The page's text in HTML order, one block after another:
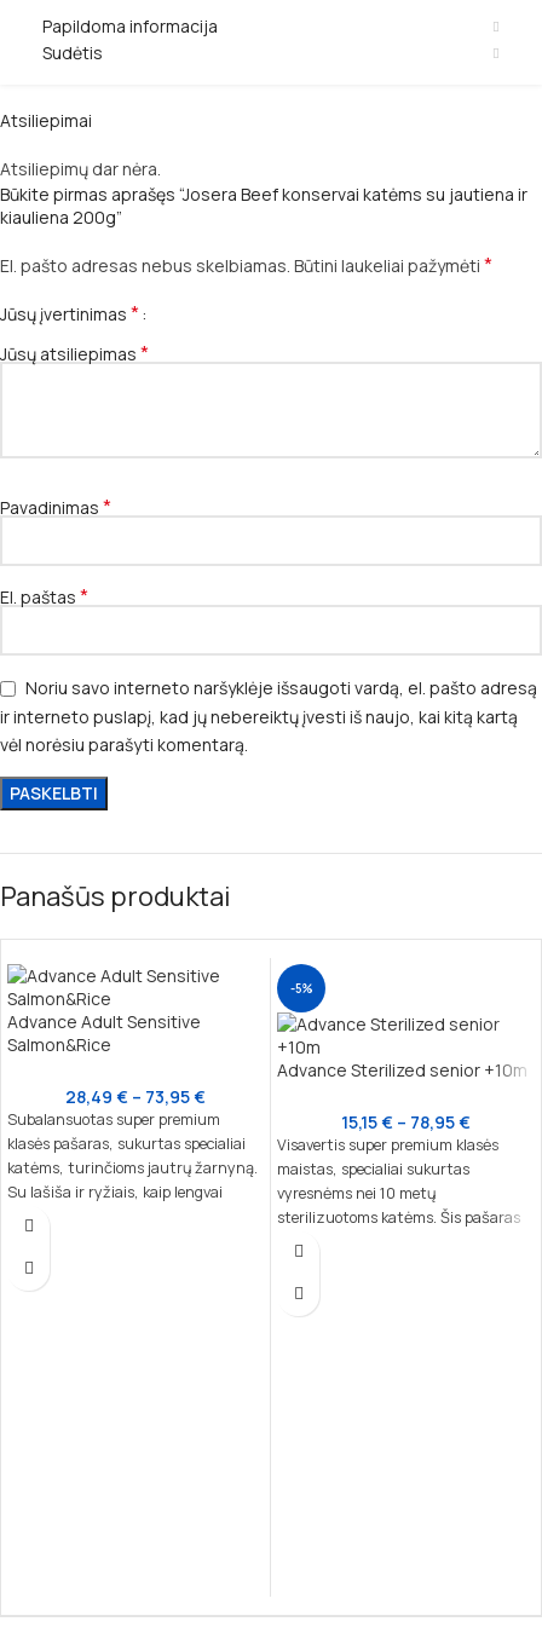
Papildoma informacija
Sudėtis
Atsiliepimai
Atsiliepimų dar nėra.
Būkite pirmas aprašęs “Josera Beef konservai katėms su jautiena ir
kiauliena 200g”
El. pašto adresas nebus skelbiamas. Būtini laukeliai pažymėti *
Jūsų įvertinimas *
Jūsų atsiliepimas *
Pavadinimas *
El. paštas *
Noriu savo interneto naršyklėje išsaugoti vardą, el. pašto adresą
ir interneto puslapį, kad jų nebereiktų įvesti iš naujo, kai kitą kartą
vėl norėsiu parašyti komentarą.
Panašūs produktai
Advance Adult Sensitive
Salmon&Rice
28,49 € – 73,95€
Subalansuotas super premium
klasės pašaras, sukurtas specialiai
katėms, turinčioms jautrų žarnyną.
Su lašiša ir ryžiais, kaip lengvai
virškinamais ingredientais, šis
sveikatą ir gerovę.
-5%
Advance Sterilized senior +10m
15,15€ – 78,95€
Visavertis super premium klasės
maistas, specialiai sukurtas
vyresnėms nei 10 metų
sterilizuotoms katėms. Šis pašaras
užtikrina subalansuotą mitybą,
kontroliuoti svorį ir palaikyti sveiką